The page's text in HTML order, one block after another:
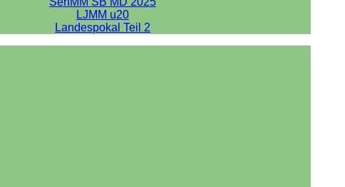
LJMM u20
Landespokal Teil 2